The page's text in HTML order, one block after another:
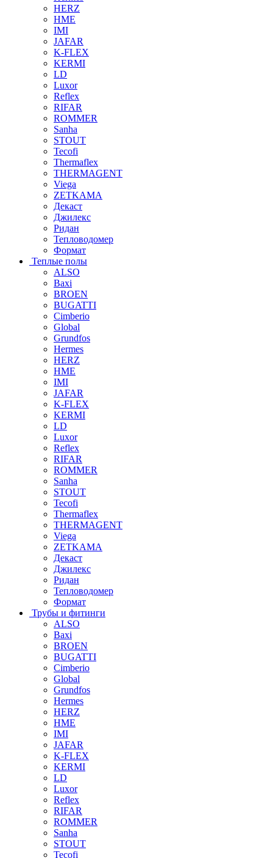
HERZ
HME
IMI
JAFAR
K-FLEX
KERMI
LD
Luxor
Reflex
RIFAR
ROMMER
Sanha
STOUT
Tecofi
Thermaflex
THERMAGENT
Viega
ZETKAMA
Декаст
Джилекс
Ридан
Тепловодомер
Формат
Теплые полы
ALSO
Baxi
BROEN
BUGATTI
Cimberio
Global
Grundfos
Hermes
HERZ
HME
IMI
JAFAR
K-FLEX
KERMI
LD
Luxor
Reflex
RIFAR
ROMMER
Sanha
STOUT
Tecofi
Thermaflex
THERMAGENT
Viega
ZETKAMA
Декаст
Джилекс
Ридан
Тепловодомер
Формат
Трубы и фитинги
ALSO
Baxi
BROEN
BUGATTI
Cimberio
Global
Grundfos
Hermes
HERZ
HME
IMI
JAFAR
K-FLEX
KERMI
LD
Luxor
Reflex
RIFAR
ROMMER
Sanha
STOUT
Tecofi